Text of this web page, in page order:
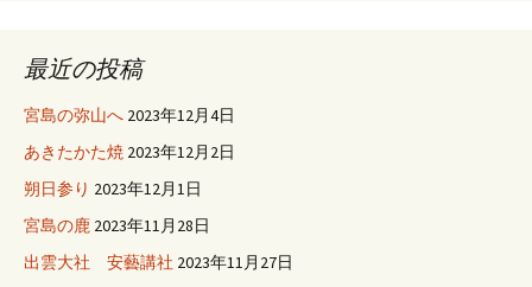
最近の投稿
宮島の弥山へ 2023年12月4日
あきたかた焼 2023年12月2日
朔日参り 2023年12月1日
宮島の鹿 2023年11月28日
出雲大社 安藝講社 2023年11月27日